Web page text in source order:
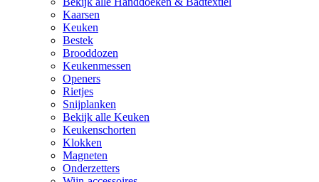
Kaarsen
Keuken
Bestek
Brooddozen
Keukenmessen
Openers
Rietjes
Snijplanken
Bekijk alle Keuken
Keukenschorten
Klokken
Magneten
Onderzetters